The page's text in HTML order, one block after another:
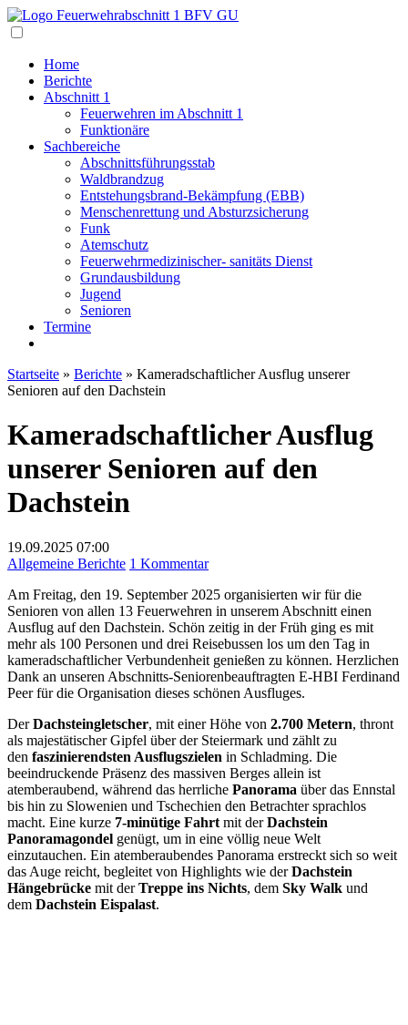
Home
Berichte
Abschnitt 1
Feuerwehren im Abschnitt 1
Funktionäre
Sachbereiche
Abschnittsführungsstab
Waldbrandzug
Entstehungsbrand-Bekämpfung (EBB)
Menschenrettung und Absturzsicherung
Funk
Atemschutz
Feuerwehrmedizinischer- sanitäts Dienst
Grundausbildung
Jugend
Senioren
Termine
Startseite » Berichte » Kameradschaftlicher Ausflug unserer
Senioren auf den Dachstein
Kameradschaftlicher Ausflug
unserer Senioren auf den
Dachstein
19.09.2025 07:00
Allgemeine Berichte 1 Kommentarzu
Ausflug
unserer
Senioren
auf
den
Dachstein
Am Freitag, den 19. September 2025 organisierten wir für die
Senioren von allen 13 Feuerwehren in unserem Abschnitt einen
Ausflug auf den Dachstein. Schön zeitig in der Früh ging es mit
mehr als 100 Personen und drei Reisebussen los um den Tag in
kameradschaftlicher Verbundenheit genießen zu können. Herzlichen
Dank an unseren Abschnitts-Seniorenbeauftragten E-HBI Ferdinand
Peer für die Organisation dieses schönen Ausfluges.
DerDachsteingletscher, mit einer Höhe von 2.700 Metern, thront
als majestätischer Gipfel über der Steiermark und zählt zu
den faszinierendsten Ausflugszielen in Schladming. Die
beeindruckende Präsenz des massiven Berges allein ist
atemberaubend, während das herrliche Panorama über das Ennstal
bis hin zu Slowenien und Tschechien den Betrachter sprachlos
macht. Eine kurze 7-minütige Fahrt mit derDachstein
Panoramagondel genügt, um in eine völlig neue Welt
einzutauchen. Ein atemberaubendes Panorama erstreckt sich so weit
das Auge reicht, begleitet von Highlights wie derDachstein
Hängebrücke mit derTreppe ins Nichts, dem Sky Walk und
dem Dachstein Eispalast.